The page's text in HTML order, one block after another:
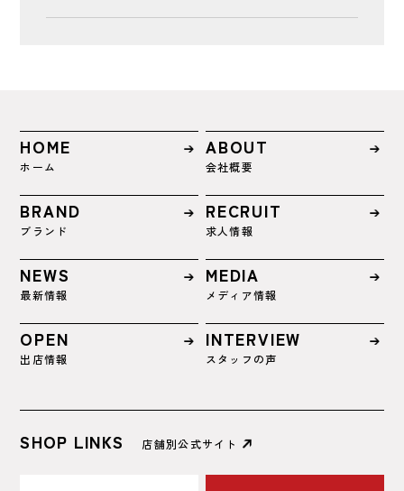
HOME
ホーム
ABOUT
会社概要
BRAND
ブランド
RECRUIT
求人情報
NEWS
最新情報
MEDIA
メディア情報
OPEN
出店情報
INTERVIEW
スタッフの声
SHOP LINKS 店舗別公式サイト